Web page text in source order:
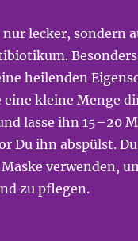
lecker, sondern
heilenden
eine kleine Menge
lasse ihn 15–20
Du ihn abspülst.
verwenden,
zu pflegen.